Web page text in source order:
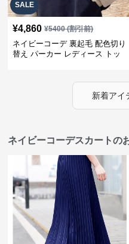
SALE
¥4,860 ¥5400(割引前)
ネイビーコーデ 裏起毛 配色切り
替え パーカー レディース トッ
新着アイ
ネイビーコーデスカートの